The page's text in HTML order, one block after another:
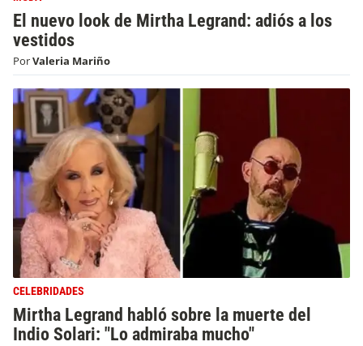
El nuevo look de Mirtha Legrand: adiós a los
vestidos
PorValeria Mariño
CELEBRIDADES
Mirtha Legrand habló sobre la muerte del
Indio Solari: "Lo admiraba mucho"